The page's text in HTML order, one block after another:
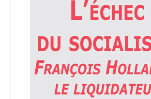
Login Customizer
Nous Contacter
Panier
Politique de confidentialité et cookies